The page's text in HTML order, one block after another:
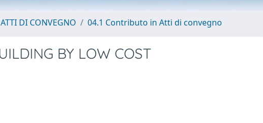
DI CONVEGNO 04.1 Contributo in Atti di convegno
BY LOW COST